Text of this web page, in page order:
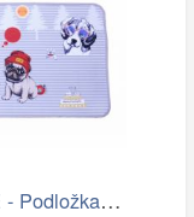
PROHOME - Podložka 80x50cm Pes